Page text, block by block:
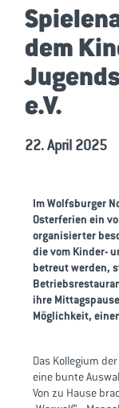
dem
e.V.
22. April 2025
Im Wolfsburger
Osterferien ein
organisierter
die vom Kinder-
betreut werden,
ihre
Möglichkeit,
Das Kollegium
eine bunte
Von zu Hause